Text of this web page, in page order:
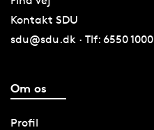
Kontakt SDU
sdu@sdu.dk · Tlf: 6550 1000
Om os
Profil